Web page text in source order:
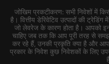
जोखिम प्रकटीकरण: सभी निवेशों में
है। वित्तीय डेरिवेटिव उत्पादों की
जो लेवरेज के कारण होता है। आपको
चाहिए जब तक कि आप पूरी तरह से
कर रहे हैं, उनकी प्रकृति क्या है और
प्रकार के निवेश कुछ निवेशकों के लिए